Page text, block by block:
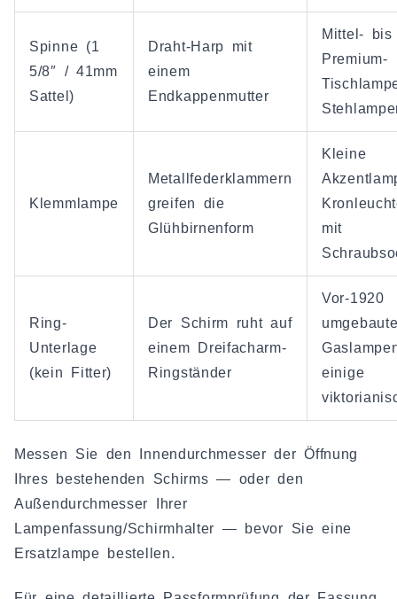
Spinne (1
5/8″ / 41mm
Sattel)
Draht-Harp mit
einem
Endkappenmutter
Mittel- bis
Premium-
Klemmlampe
Metallfederklammern
greifen die
Glühbirnenform
Kleine
mit
Ring-
Unterlage
(kein Fitter)
Der Schirm ruht auf
einem Dreifacharm-
Ringständer
Vor-1920
einige
Messen Sie den Innendurchmesser der Öffnung
Ihres bestehenden Schirms — oder den
Außendurchmesser Ihrer
Lampenfassung/Schirmhalter — bevor Sie eine
Ersatzlampe bestellen.